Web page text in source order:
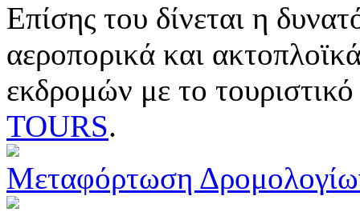
Επίσης του δίνεται η
αεροπορικά και
εκδρομών με το
TOURS.
Μεταφόρτωση